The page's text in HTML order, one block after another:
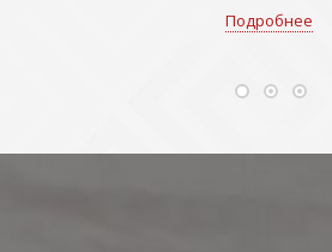
Подробнее